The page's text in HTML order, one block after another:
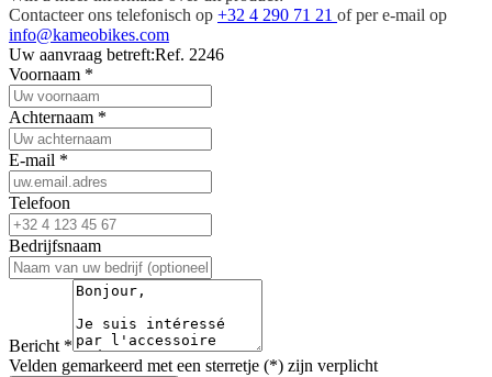
Contacteer ons telefonisch op +32 4 290 71 21 of per e-mail op
info@kameobikes.com
Uw aanvraag betreft:Ref. 2246
Voornaam *
Achternaam *
E-mail *
Telefoon
Bedrijfsnaam
Bericht *
Velden gemarkeerd met een sterretje (*) zijn verplicht